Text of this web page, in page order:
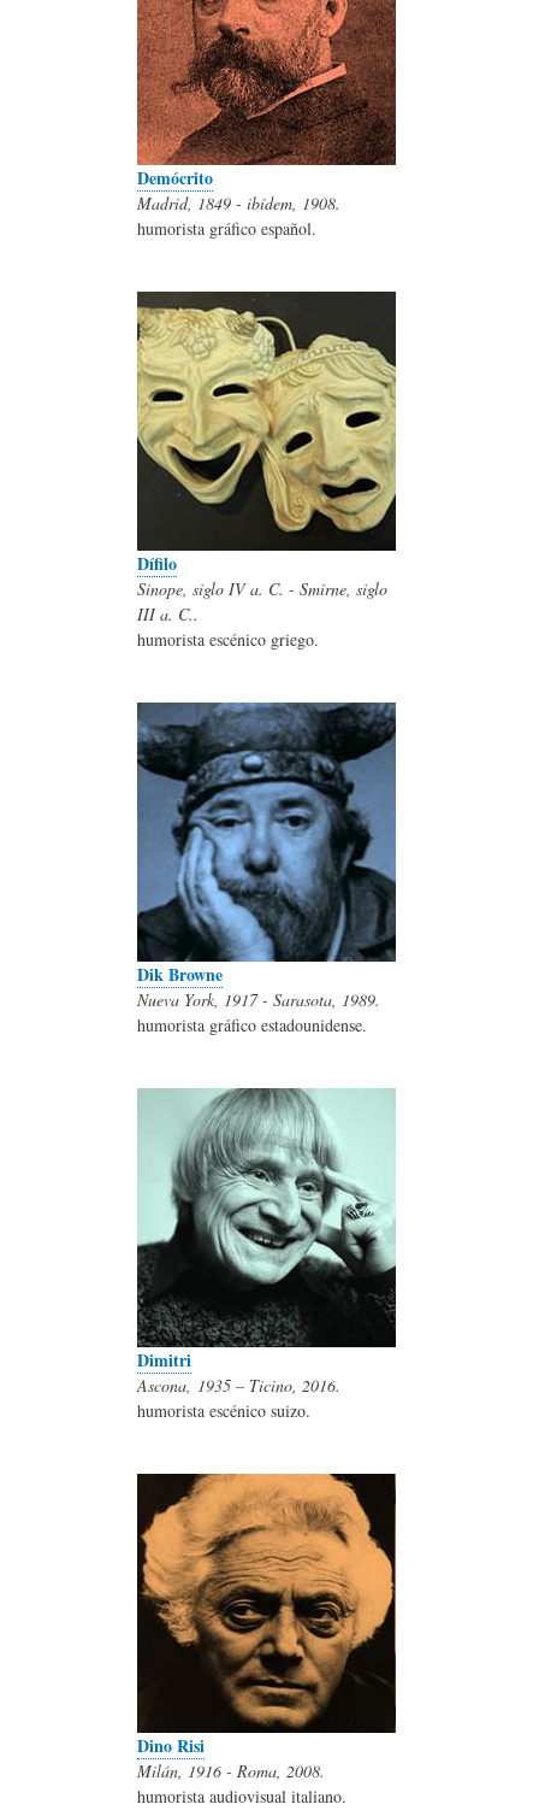
Demócrito
Madrid, 1849 - ibídem, 1908.
humorista gráfico español.
Dífilo
Sinope, siglo IV a. C. - Smirne, siglo
III a. C..
humorista escénico griego.
Dik Browne
Nueva York, 1917 - Sarasota, 1989.
humorista gráfico estadounidense.
Dimitri
Ascona, 1935 – Ticino, 2016.
humorista escénico suizo.
Dino Risi
Milán, 1916 - Roma, 2008.
humorista audiovisual italiano.